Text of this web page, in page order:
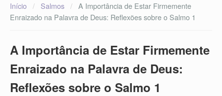
Início / Salmos / A Importância de Estar Firmemente
Enraizado na Palavra de Deus: Reflexões sobre o Salmo 1
A Importância de Estar Firmemente
Enraizado na Palavra de Deus:
Reflexões sobre o Salmo 1